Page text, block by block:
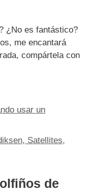
¿No es fantástico?
me encantará
compártela con
usar un
Satellites,
de